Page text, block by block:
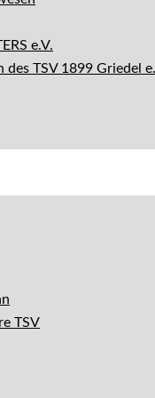
e.V.
TSV 1899 Griedel
TSV